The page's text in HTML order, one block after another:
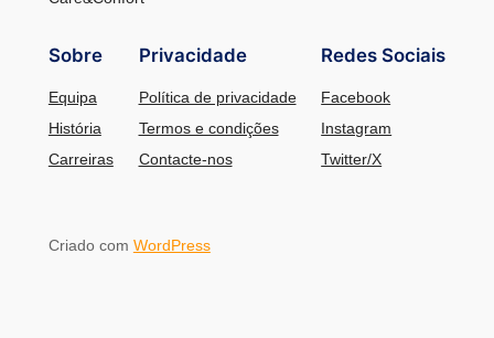
Sobre
Equipa
História
Carreiras
Privacidade
Política de privacidade
Termos e condições
Contacte-nos
Redes Sociais
Facebook
Instagram
Twitter/X
Criado com WordPress